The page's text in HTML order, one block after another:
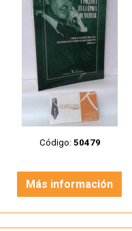
Código: 50479
Más información